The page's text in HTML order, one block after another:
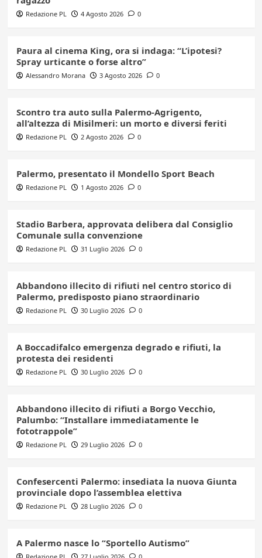
Redazione PL 4 Agosto 2026 0
Paura al cinema King, ora si indaga: “L’ipotesi?
Spray urticante o forse altro”
Alessandro Morana 3 Agosto 2026 0
Scontro tra auto sulla Palermo-Agrigento,
all’altezza di Misilmeri: un morto e diversi feriti
Redazione PL 2 Agosto 2026 0
Palermo, presentato il Mondello Sport Beach
Redazione PL 1 Agosto 2026 0
Stadio Barbera, approvata delibera dal Consiglio
Comunale sulla convenzione
Redazione PL 31 Luglio 2026 0
Abbandono illecito di rifiuti nel centro storico di
Palermo, predisposto piano straordinario
Redazione PL 30 Luglio 2026 0
A Boccadifalco emergenza degrado e rifiuti, la
protesta dei residenti
Redazione PL 30 Luglio 2026 0
Abbandono illecito di rifiuti a Borgo Vecchio,
Palumbo: “Installare immediatamente le
fototrappole”
Redazione PL 29 Luglio 2026 0
Confesercenti Palermo: insediata la nuova Giunta
provinciale dopo l’assemblea elettiva
Redazione PL 28 Luglio 2026 0
A Palermo nasce lo “Sportello Autismo”